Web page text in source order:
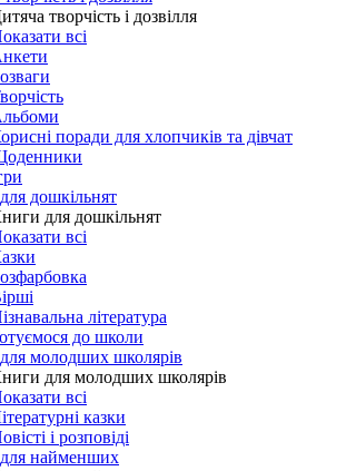
творчість і дозвілля
всі
поради для хлопчиків та дівчат
дошкільнят
для дошкільнят
всі
література
до школи
молодших школярів
для молодших школярів
всі
казки
і розповіді
найменших